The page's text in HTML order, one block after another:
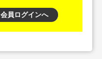
会員ログインへ